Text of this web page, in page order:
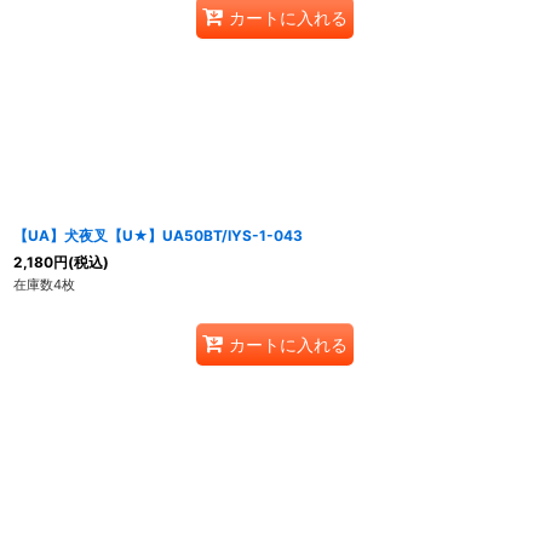
カートに入れる
【UA】犬夜叉【U★】UA50BT/IYS-1-043
2,180円(税込)
在庫数4枚
カートに入れる